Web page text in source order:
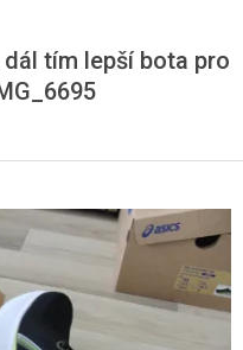
tím lepší bota pro